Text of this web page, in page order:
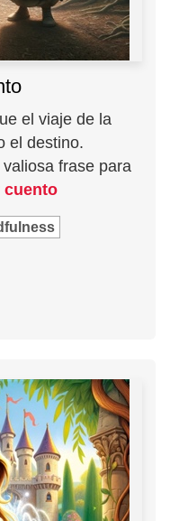
el viaje de la
el destino.
frase para
cuento